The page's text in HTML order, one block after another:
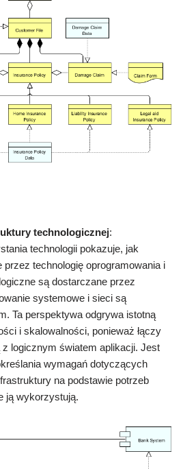
technologicznej:
technologii pokazuje, jak
przez technologię oprogramowania i
są dostarczane przez
systemowe i sieci są
Ta perspektywa odgrywa istotną
i skalowalności, ponieważ łączy
logicznym światem aplikacji. Jest
wymagań dotyczących
na podstawie potrzeb
ją wykorzystują.